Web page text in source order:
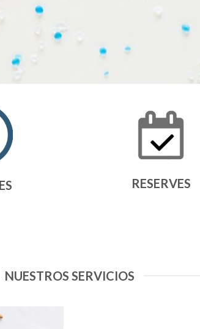
RESERVES
NUESTROS SERVICIOS